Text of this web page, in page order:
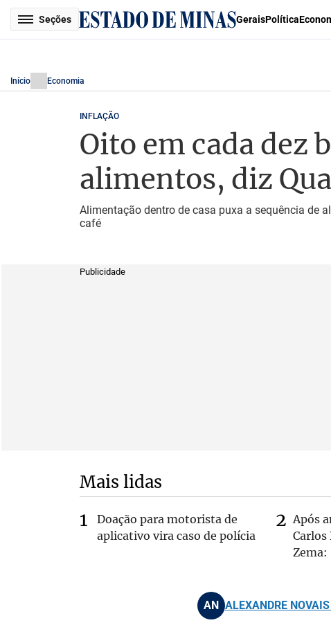
Seções GeraisPolítica
Início Economia
INFLAÇÃO
Oito em cada dez
alimentos, diz
Alimentação dentro de casa puxa a sequência de
café
Publicidade
Mais lidas
Doação para motorista de
aplicativo vira caso de polícia
Após
Zema:
AN ALEXANDRE